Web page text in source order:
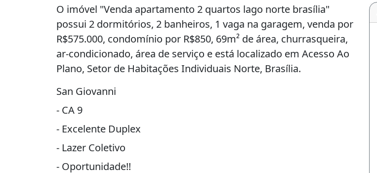
O imóvel "Venda apartamento 2 quartos lago norte brasília"
possui 2 dormitórios, 2 banheiros, 1 vaga na garagem, venda por
R$575.000, condomínio por R$850, 69m² de área, churrasqueira,
ar-condicionado, área de serviço e está localizado em Acesso Ao
Plano, Setor de Habitações Individuais Norte, Brasília.
San Giovanni
- CA 9
- Excelente Duplex
- Lazer Coletivo
- Oportunidade!!